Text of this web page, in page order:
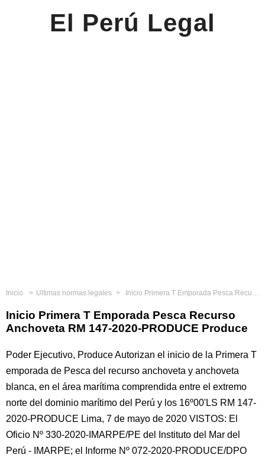
El Perú Legal
Inicio Últimas normas legales Inicio Primera T Emporada Pesca Recurso Anchoveta RM 147-2020-PRODUCE Produce
Inicio Primera T Emporada Pesca Recurso
Anchoveta RM 147-2020-PRODUCE Produce
Poder Ejecutivo, Produce Autorizan el inicio de la Primera T
emporada de Pesca del recurso anchoveta y anchoveta
blanca, en el área marítima comprendida entre el extremo
norte del dominio marítimo del Perú y los 16º00'LS RM 147-
2020-PRODUCE Lima, 7 de mayo de 2020 VISTOS: El
Oficio Nº 330-2020-IMARPE/PE del Instituto del Mar del
Perú - IMARPE; el Informe Nº 072-2020-PRODUCE/DPO